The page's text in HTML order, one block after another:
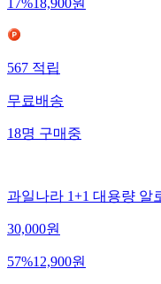
17%18,900원
567적립
무료배송
18명구매중
과일나라 1+1 대용량 알
30,000원
57%12,900원